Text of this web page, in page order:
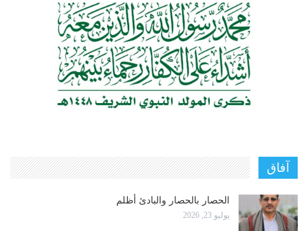
آفاق
الحصار بالحصار والبادئ أظلم
يوليو 23, 2026